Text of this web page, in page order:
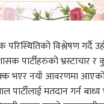
विश्लेषण गर्दै
पार्टीहरुको भ्रस्टाचार
भएर नयाँ आवरणमा
पार्टीलाई मतदान गर्न